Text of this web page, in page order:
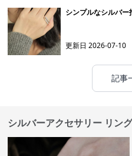
シンプルなシルバ
更新日2026-07-10
記事
シルバーアクセサリー リン